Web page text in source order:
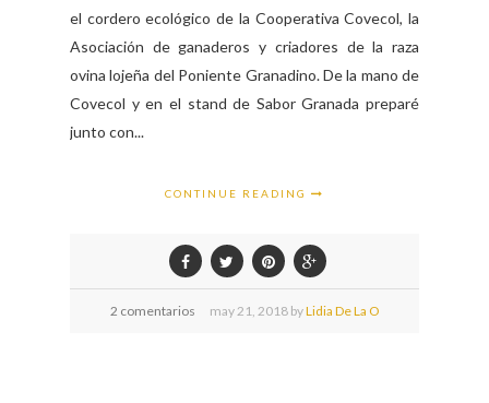
el cordero ecológico de la Cooperativa Covecol, la
Asociación de ganaderos y criadores de la raza
ovina lojeña del Poniente Granadino. De la mano de
Covecol y en el stand de Sabor Granada preparé
junto con...
CONTINUE READING
2 comentarios may 21, 2018 byLidia De La O